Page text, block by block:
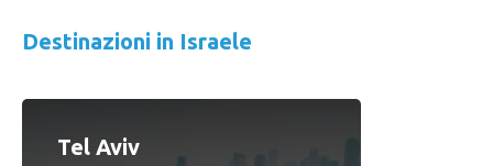
Destinazioni in Israele
Tel Aviv